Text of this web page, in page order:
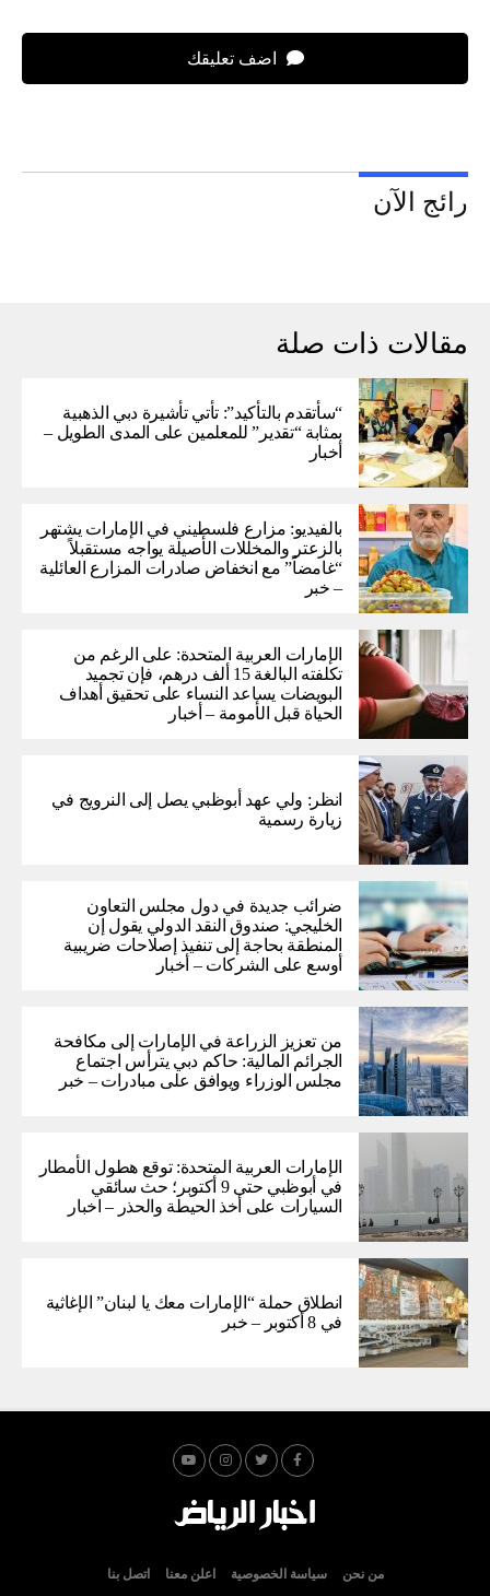
اضف تعليقك
رائج الآن
مقالات ذات صلة
“سأتقدم بالتأكيد”: تأتي تأشيرة دبي الذهبية
بمثابة “تقدير” للمعلمين على المدى الطويل –
أخبار
بالفيديو: مزارع فلسطيني في الإمارات يشتهر
بالزعتر والمخللات الأصيلة يواجه مستقبلاً
“غامضاً” ​​مع انخفاض صادرات المزارع العائلية
– خبر
الإمارات العربية المتحدة: على الرغم من
تكلفته البالغة 15 ألف درهم، فإن تجميد
البويضات يساعد النساء على تحقيق أهداف
الحياة قبل الأمومة – أخبار
انظر: ولي عهد أبوظبي يصل إلى النرويج في
زيارة رسمية
ضرائب جديدة في دول مجلس التعاون
الخليجي: صندوق النقد الدولي يقول إن
المنطقة بحاجة إلى تنفيذ إصلاحات ضريبية
أوسع على الشركات – أخبار
من تعزيز الزراعة في الإمارات إلى مكافحة
الجرائم المالية: حاكم دبي يترأس اجتماع
مجلس الوزراء ويوافق على مبادرات – خبر
الإمارات العربية المتحدة: توقع هطول الأمطار
في أبوظبي حتى 9 أكتوبر؛ حث سائقي
السيارات على أخذ الحيطة والحذر – اخبار
انطلاق حملة “الإمارات معك يا لبنان” الإغاثية
في 8 أكتوبر – خبر
من نحن سياسة الخصوصية اعلن معنا اتصل بنا